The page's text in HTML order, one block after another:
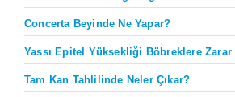
Concerta Beyinde Ne Yapar?
Yassı Epitel Yüksekliği Böbreklere
Tam Kan Tahlilinde Neler Çıkar?